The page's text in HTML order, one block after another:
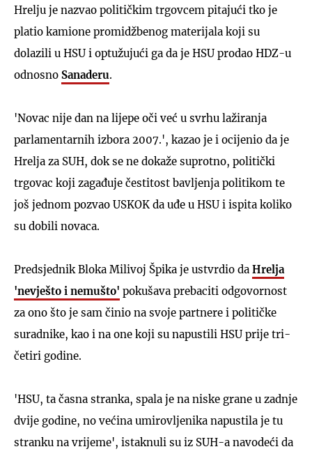
Hrelju je nazvao političkim trgovcem pitajući tko je
platio kamione promidžbenog materijala koji su
dolazili u HSU i optužujući ga da je HSU prodao HDZ-u
odnosno Sanaderu.
'Novac nije dan na lijepe oči već u svrhu lažiranja
parlamentarnih izbora 2007.', kazao je i ocijenio da je
Hrelja za SUH, dok se ne dokaže suprotno, politički
trgovac koji zagađuje čestitost bavljenja politikom te
još jednom pozvao USKOK da uđe u HSU i ispita koliko
su dobili novaca.
Predsjednik Bloka Milivoj Špika je ustvrdio da Hrelja
'nevješto i nemušto' pokušava prebaciti odgovornost
za ono što je sam činio na svoje partnere i političke
suradnike, kao i na one koji su napustili HSU prije tri-
četiri godine.
'HSU, ta časna stranka, spala je na niske grane u zadnje
dvije godine, no većina umirovljenika napustila je tu
stranku na vrijeme', istaknuli su iz SUH-a navodeći da